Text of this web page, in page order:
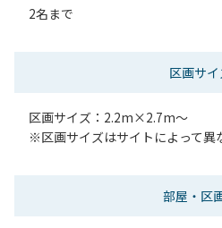
2名まで
区画サ
区画サイズ：2.2m×2.7m～
※区画サイズはサイトによって異
部屋・区